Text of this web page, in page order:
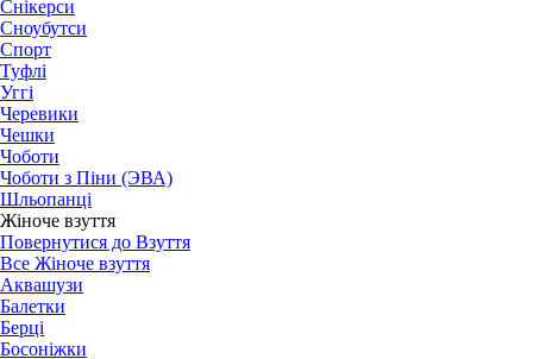
Снікерси
Сноубутси
Спорт
Туфлі
Уггі
Черевики
Чешки
Чоботи
Чоботи з Піни (ЭВА)
Шльопанці
Жіноче взуття
Повернутися до Взуття
Все Жіноче взуття
Аквашузи
Балетки
Берці
Босоніжки